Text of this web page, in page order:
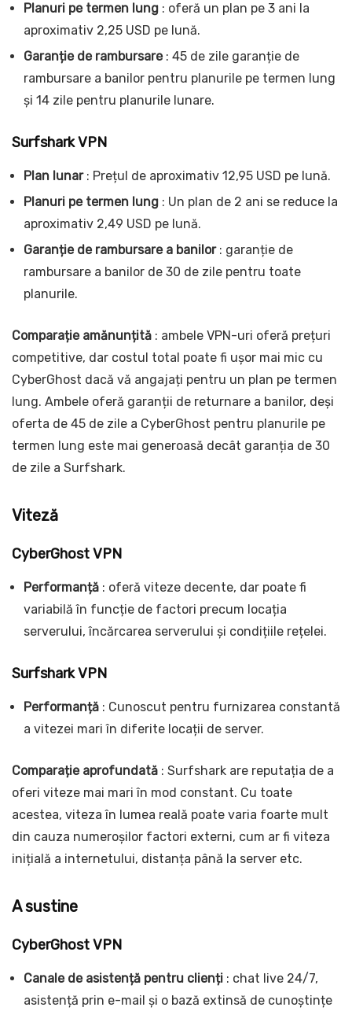
Planuri pe termen lung : oferă un plan pe 3 ani la
aproximativ 2,25 USD pe lună.
Garanție de rambursare: 45 de zile garanție de
rambursare a banilor pentru planurile pe termen lung
și 14 zile pentru planurile lunare.
Surfshark VPN
Plan lunar: Prețul de aproximativ 12,95 USD pe lună.
Planuri pe termen lung : Un plan de 2 ani se reduce la
aproximativ 2,49 USD pe lună.
Garanție de rambursare a banilor: garanție de
rambursare a banilor de 30 de zile pentru toate
planurile.
Comparație amănunțită : ambele VPN-uri oferă prețuri
competitive, dar costul total poate fi ușor mai mic cu
CyberGhost dacă vă angajați pentru un plan pe termen
lung. Ambele oferă garanții de returnare a banilor, deși
oferta de 45 de zile a CyberGhost pentru planurile pe
termen lung este mai generoasă decât garanția de 30
de zile a Surfshark.
Viteză
CyberGhost VPN
Performanță : oferă viteze decente, dar poate fi
variabilă în funcție de factori precum locația
serverului, încărcarea serverului și condițiile rețelei.
Surfshark VPN
Performanță : Cunoscut pentru furnizarea constantă
a vitezei mari în diferite locații de server.
Comparație aprofundată : Surfshark are reputația de a
oferi viteze mai mari în mod constant. Cu toate
acestea, viteza în lumea reală poate varia foarte mult
din cauza numeroșilor factori externi, cum ar fi viteza
inițială a internetului, distanța până la server etc.
A sustine
CyberGhost VPN
Canale de asistență pentru clienți : chat live 24/7,
asistență prin e-mail și o bază extinsă de cunoștințe